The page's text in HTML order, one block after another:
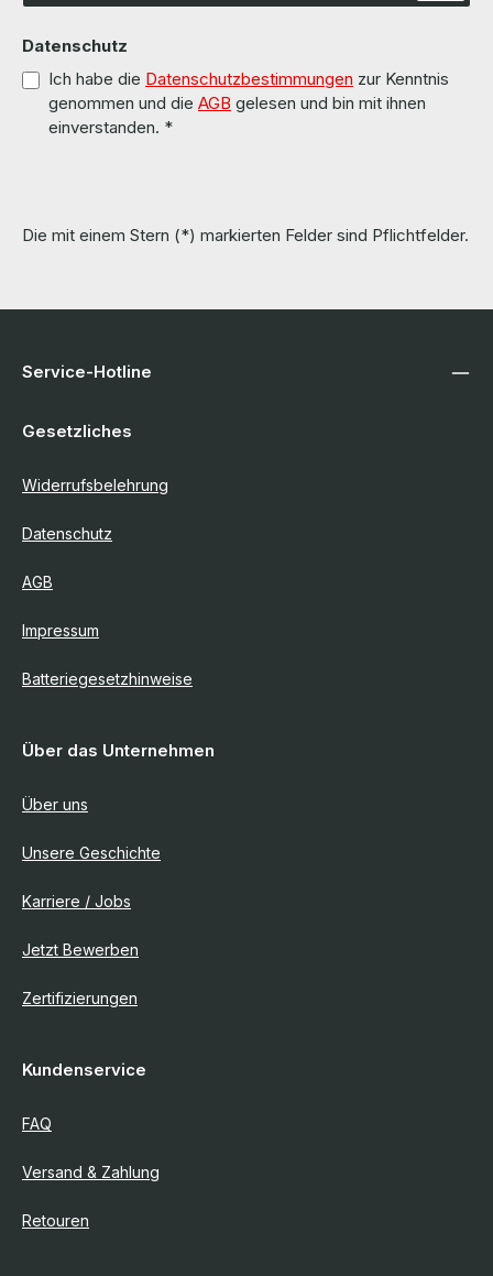
Datenschutz
Ich habe die Datenschutzbestimmungen zur Kenntnis
genommen und die AGB gelesen und bin mit ihnen
einverstanden. *
Die mit einem Stern (*) markierten Felder sind Pflichtfelder.
Service-Hotline
Gesetzliches
Widerrufsbelehrung
Datenschutz
AGB
Impressum
Batteriegesetzhinweise
Über das Unternehmen
Über uns
Unsere Geschichte
Karriere / Jobs
Jetzt Bewerben
Zertifizierungen
Kundenservice
FAQ
Versand & Zahlung
Retouren